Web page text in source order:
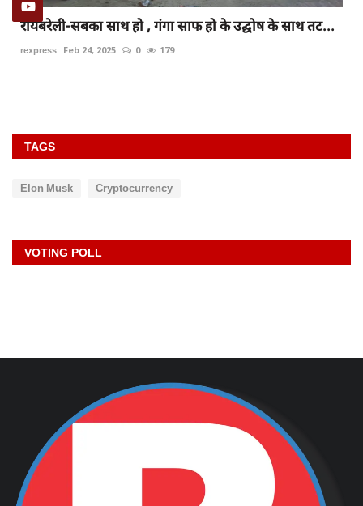
रायबरेली-सबका साथ हो , गंगा साफ हो के उद्घोष के साथ तट...
rexpress Feb 24, 2025 0 179
TAGS
Elon Musk Cryptocurrency
VOTING POLL